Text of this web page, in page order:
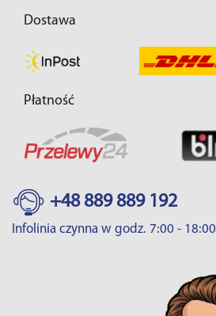
Dostawa
Płatność
+48 889 889 192
Infolinia czynna w godz. 7:00 - 18:00